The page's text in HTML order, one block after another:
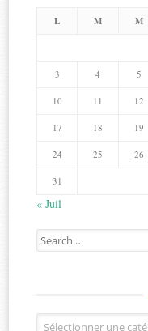
L M M
3 4 5
10 11 12
17 18 19
24 25 26
31
« Juil
Search
for:
Catégories